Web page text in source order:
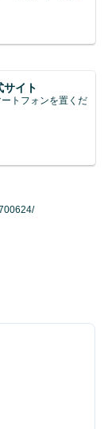
サイト
トフォンを置くだ